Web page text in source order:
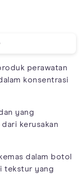
perawatan
konsentrasi
yang
kerusakan
dalam botol
tekstur yang